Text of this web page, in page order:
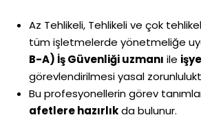
Az Tehlikeli, Tehlikeli ve çok
tüm işletmelerde yönetmeliğe
B-A) İş Güvenliği uzmanı ile
görevlendirilmesi yasal
Bu profesyonellerin görev
afetlere hazırlıkda bulunur.